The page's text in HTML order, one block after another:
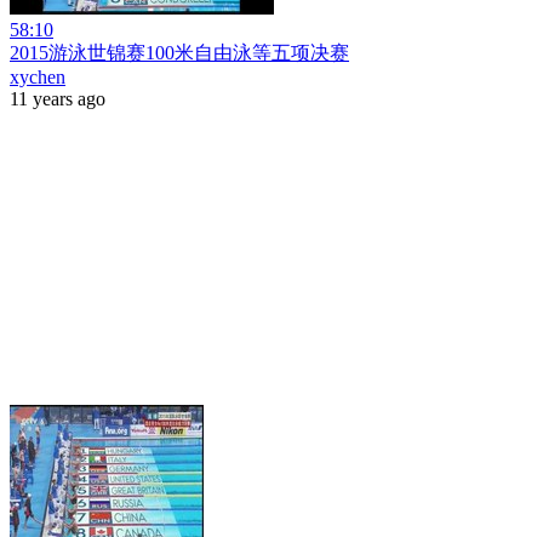
58:10
2015游泳世锦赛100米自由泳等五项决赛
xychen
11 years ago